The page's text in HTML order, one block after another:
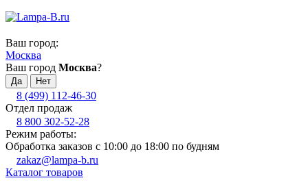
Ваш город:
Москва
Ваш город Москва?
8 (499) 112-46-30
Отдел продаж
8 800 302-52-28
Режим работы:
Обработка заказов с 10:00 до 18:00 по будням
zakaz@lampa-b.ru
Каталог товаров